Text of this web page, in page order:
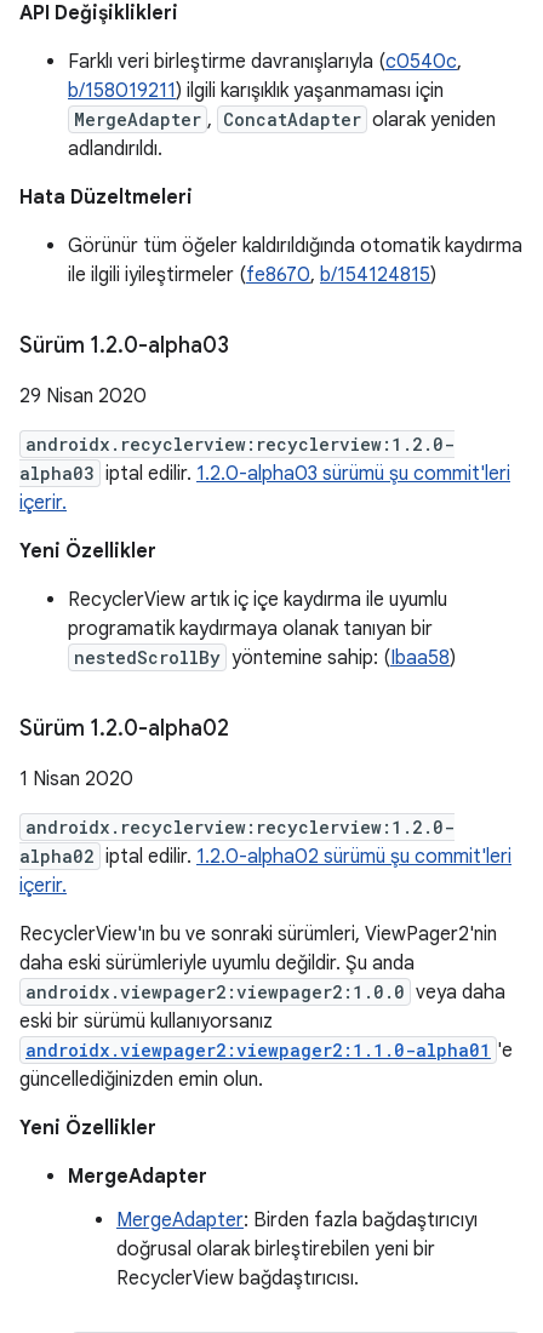
API Değişiklikleri
Farklı veri birleştirme davranışlarıyla (c0540c,
b/158019211) ilgili karışıklık yaşanmaması için
MergeAdapter , ConcatAdapter olarak yeniden
adlandırıldı.
Hata Düzeltmeleri
Görünür tüm öğeler kaldırıldığında otomatik kaydırma
ile ilgili iyileştirmeler (fe8670, b/154124815)
Sürüm 1.2.0-alpha03
29 Nisan 2020
androidx.recyclerview:recyclerview:1.2.0-
alpha03 iptal edilir. 1.2.0-alpha03 sürümü şu commit'leri
içerir.
Yeni Özellikler
RecyclerView artık iç içe kaydırma ile uyumlu
programatik kaydırmaya olanak tanıyan bir
nestedScrollBy yöntemine sahip: (Ibaa58)
Sürüm 1.2.0-alpha02
1 Nisan 2020
androidx.recyclerview:recyclerview:1.2.0-
alpha02 iptal edilir. 1.2.0-alpha02 sürümü şu commit'leri
içerir.
RecyclerView'ın bu ve sonraki sürümleri, ViewPager2'nin
daha eski sürümleriyle uyumlu değildir. Şu anda
androidx.viewpager2:viewpager2:1.0.0 veya daha
eski bir sürümü kullanıyorsanız
androidx.viewpager2:viewpager2:1.1.0-alpha01 'e
güncellediğinizden emin olun.
Yeni Özellikler
MergeAdapter
MergeAdapter: Birden fazla bağdaştırıcıyı
doğrusal olarak birleştirebilen yeni bir
RecyclerView bağdaştırıcısı.